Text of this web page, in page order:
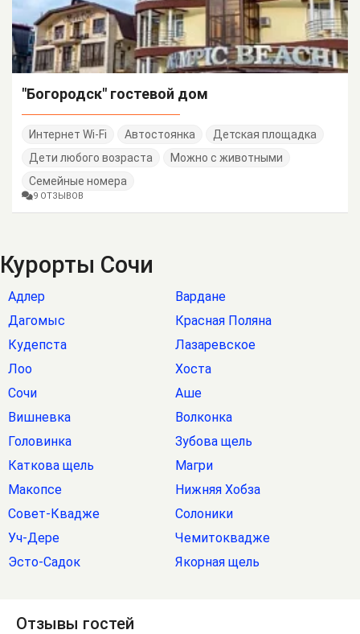
"Богородск" гостевой дом
Интернет Wi-Fi Автостоянка
Детская площадка
Дети любого возраста
Можно с животными
Семейные номера
9 ОТЗЫВОВ
Курорты Сочи
Адлер
Вардане
Дагомыс
Красная Поляна
Кудепста
Лазаревское
Лоо
Хоста
Сочи
Аше
Вишневка
Волконка
Головинка
Зубова щель
Каткова щель
Магри
Макопсе
Нижняя Хобза
Совет-Квадже
Солоники
Уч-Дере
Чемитоквадже
Эсто-Садок
Якорная щель
Отзывы гостей